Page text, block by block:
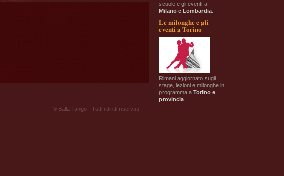
scuole e gli eventi a
Milano e Lombardia
Le milonghe e gli
eventi a Torino
Rimani aggiornato sugli
stage, lezioni e milonghe in
programma a Torino e
provincia
® Balla Tango - Tutti i diritti riservati